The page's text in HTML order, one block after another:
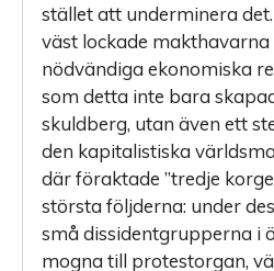
stället att underminera
väst lockade
nödvändiga ekonomiska
som detta inte bara
skuldberg, utan även ett
den kapitalistiska
där föraktade ”tredje
största följderna: under
små dissidentgrupperna i
mogna till protestorgan,